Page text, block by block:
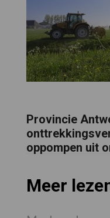
Provincie
oppompen uit
Meer